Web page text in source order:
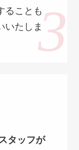
ることも
いたしま
タッフが